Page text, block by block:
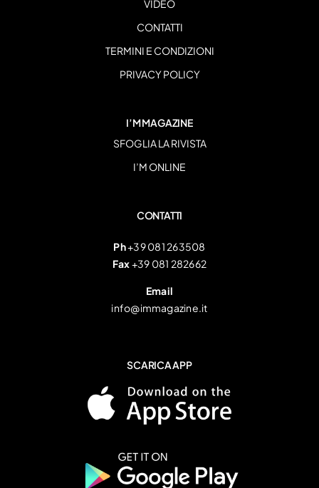
VIDEO
CONTATTI
TERMINI E CONDIZIONI
PRIVACY POLICY
I’M MAGAZINE
SFOGLIA LA RIVISTA
I’M ONLINE
CONTATTI
Ph+39 081 263508
Fax+39 081 282662
Email
info@immagazine.it
SCARICA APP